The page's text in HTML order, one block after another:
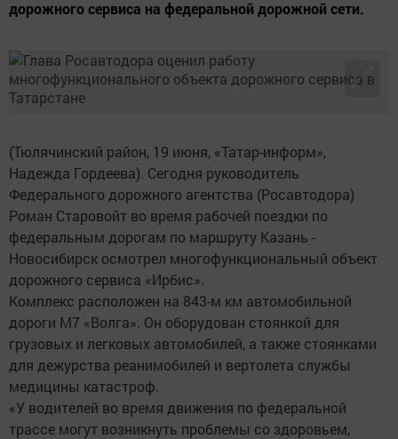
дорожного сервиса на федеральной дорожной сети.
(Тюлячинский район, 19 июня, «Татар-информ»,
Надежда Гордеева). Сегодня руководитель
Федерального дорожного агентства (Росавтодора)
Роман Старовойт во время рабочей поездки по
федеральным дорогам по маршруту Казань -
Новосибирск осмотрел многофункциональный объект
дорожного сервиса «Ирбис».
Комплекс расположен на 843-м км автомобильной
дороги М7 «Волга». Он оборудован стоянкой для
грузовых и легковых автомобилей, а также стоянками
для дежурства реанимобилей и вертолета службы
медицины катастроф.
«У водителей во время движения по федеральной
трассе могут возникнуть проблемы со здоровьем,